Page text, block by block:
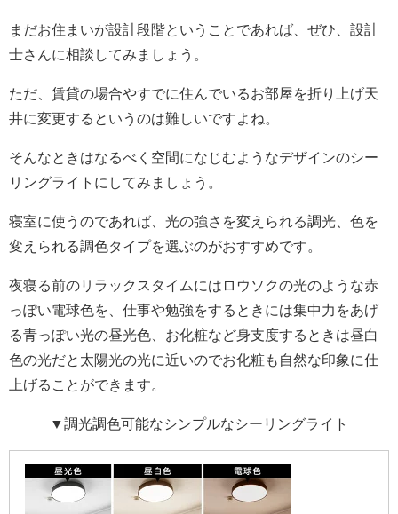
まだお住まいが設計段階ということであれば、ぜひ、設計
士さんに相談してみましょう。
ただ、賃貸の場合やすでに住んでいるお部屋を折り上げ天
井に変更するというのは難しいですよね。
そんなときはなるべく空間になじむようなデザインのシー
リングライトにしてみましょう。
寝室に使うのであれば、光の強さを変えられる調光、色を
変えられる調色タイプを選ぶのがおすすめです。
夜寝る前のリラックスタイムにはロウソクの光のような赤
っぽい電球色を、仕事や勉強をするときには集中力をあげ
る青っぽい光の昼光色、お化粧など身支度するときは昼白
色の光だと太陽光の光に近いのでお化粧も自然な印象に仕
上げることができます。
▼調光調色可能なシンプルなシーリングライト